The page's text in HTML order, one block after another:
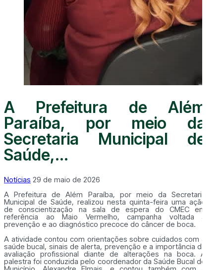
A Prefeitura de Além
Paraíba, por meio da
Secretaria Municipal de
Saúde,...
Notícias 29 de maio de 2026
A Prefeitura de Além Paraíba, por meio da Secretaria
Municipal de Saúde, realizou nesta quinta-feira uma ação
de conscientização na sala de espera do CMEC em
referência ao Maio Vermelho, campanha voltada à
prevenção e ao diagnóstico precoce do câncer de boca.
A atividade contou com orientações sobre cuidados com a
saúde bucal, sinais de alerta, prevenção e a importância da
avaliação profissional diante de alterações na boca. A
palestra foi conduzida pelo coordenador da Saúde Bucal do